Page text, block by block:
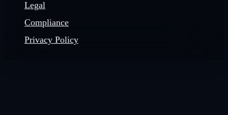
Legal
Compliance
Privacy Policy